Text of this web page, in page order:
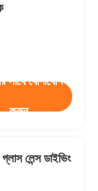
সাথে যোগাযোগ
করুন
লেন্স ডাইভিং